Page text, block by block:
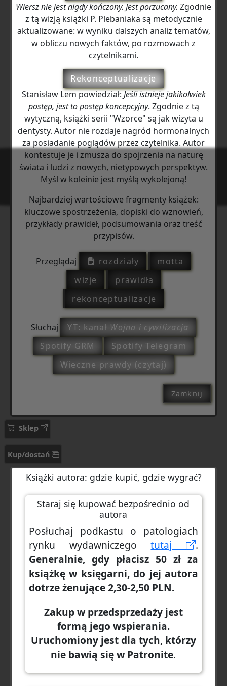
Wiersz nie jest nigdy kończony. Jest porzucany. Zgodnie
z tą wizją książki P. Plebaniaka są metodycznie
aktualizowane: w wyniku dalszych analiz tematów,
w obliczu nowych faktów, po rozmowach z
czytelnikami.
Rekonceptualizacje
Stanisław Lem powiedział:Jeśli istnieje jakikolwiek
postęp, jest to postęp koncepcyjny. Zgodnie z tą
wytyczną, książki serii "Wzorce" są jak wizyta u
dentysty. Autor nie rozdaje nagród hormonalnych
za posiadanie poglądów przez czytelnika. Autor
kontestuje je i zmusza do spojrzenia na naturę
świata i ludzi z nowych, nietypowych perspektyw.
Myśl w koleinie jest myślą wykolejoną!
Najbardziej wartościowe fragmenty książek:
kluczowe spostrzeżenia, dopiski do wznowień,
przykłady prawideł, podsumowania oraz treść
przypisów.
Przeglądaj rozdziały
motta
wizje
prawidła
rekonceptualizacje
Słuchaj YT: kanał Wojna i cywilizacja
Spotify GRM
Spotify Telegram
Wieczne prawdy (czytaj)
Zamknij
Sklep
Kup/dostań
Książki autora: gdzie kupić, gdzie wygrać?
Staraj się kupować bezpośrednio od
autora
Posłuchaj podkastu o patologiach
rynku wydawniczegotutaj
.
Generalnie, gdy płacisz 50 zł za
książkę w księgarni, do jej autora
dotrze żenujące 2,30-2,50 PLN.
Zakup w przedsprzedaży jest
formą jego wspierania.
Uruchomiony jest dla tych, którzy
nie bawią się w Patronite.